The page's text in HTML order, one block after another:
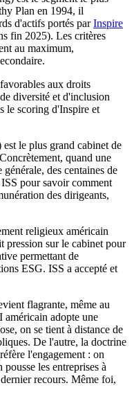
Plan en 1994, il
d'actifs portés parInspire
fin 2025). Les critères
au maximum,
aux droits
diversité et d'inclusion
le scoring d'Inspire et
est le plus grand cabinet de
quand une
générale, des centaines de
pour savoir comment
des dirigeants,
religieux américain
sur le cabinet pour
permettant de
ESG. ISS a accepté et
flagrante, même au
adopte une
on se tient à distance de
De l'autre, la doctrine
l'engagement : on
les entreprises à
recours. Même foi,